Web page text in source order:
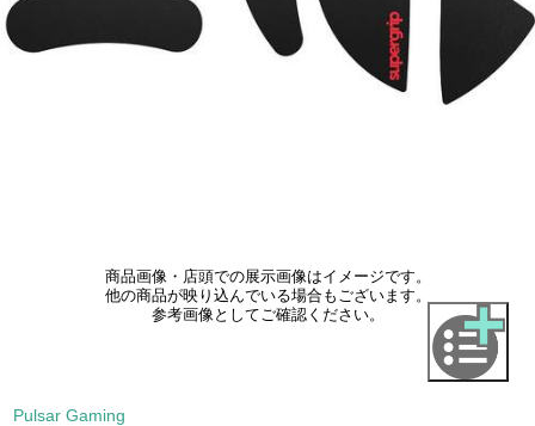
商品画像・店頭での展示画像はイメージです。
他の商品が映り込んでいる場合もございます。
参考画像としてご確認ください。
Pulsar Gaming